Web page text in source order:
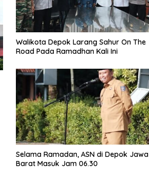
Walikota Depok Larang Sahur On The
Road Pada Ramadhan Kali Ini
Selama Ramadan, ASN di Depok Jawa
Barat Masuk Jam 06.30